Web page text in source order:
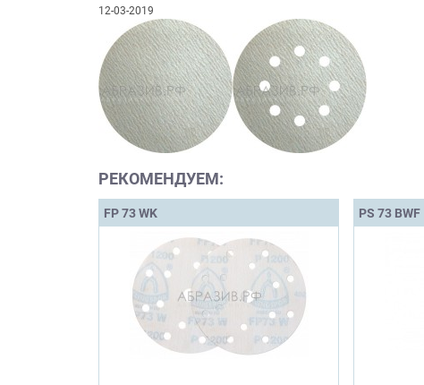
12-03-2019
РЕКОМЕНДУЕМ:
FP 73 WK PS 73 BWF